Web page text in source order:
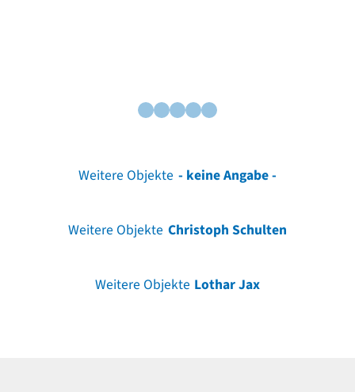
Weitere Objekte - keine Angabe -
Weitere Objekte Christoph Schulten
Weitere Objekte Lothar Jax